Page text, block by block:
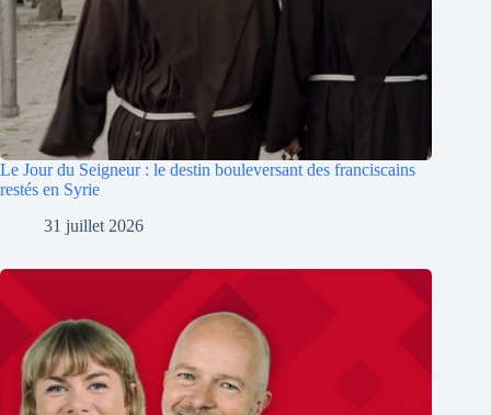
Le Jour du Seigneur : le destin bouleversant des franciscains
restés en Syrie
31 juillet 2026